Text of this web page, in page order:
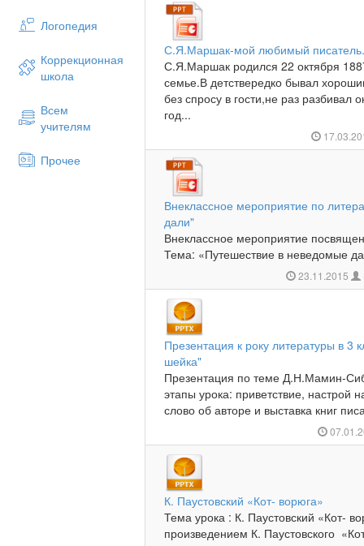
Логопедия
Коррекционная
школа
Всем
учителям
Прочее
С.Я.Маршак-мой любимый
С.Я.Маршак родился 22 октября
семье.В детствередко бывал
без спросу в гости,не раз разбивал
год...
Внеклассное мероприятие по
дали"
Внеклассное мероприятие
Тема: «Путешествие в неведомые
23.11.2015
Презентация к року литературы в
шейка"
Презентация по теме Д.Н.Мамин-
этапы урока: приветствие, настрой
слово об авторе и выставка книг
К. Паустовский «Кот- ворюга»
Тема урока : К. Паустовский «Кот-
произведением К. Паустовского